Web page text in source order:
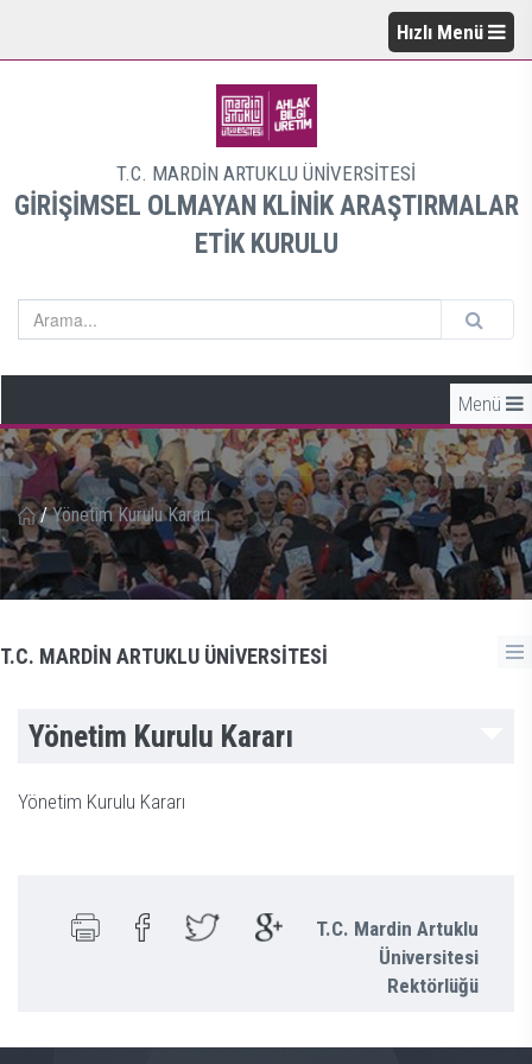
Hızlı Menü
T.C. MARDİN ARTUKLU ÜNİVERSİTESİ
GİRİŞİMSEL OLMAYAN KLİNİK ARAŞTIRMALAR
ETİK KURULU
Menü
/ Yönetim Kurulu Kararı
T.C. MARDİN ARTUKLU ÜNİVERSİTESİ
Yönetim Kurulu Kararı
Yönetim Kurulu Kararı
T.C. Mardin Artuklu
Üniversitesi
Rektörlüğü